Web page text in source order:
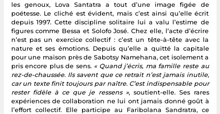
les genoux, Lova Santatra a tout d’une image figée de
poétesse. Le cliché est évident, mais c’est ainsi qu’elle écrit
depuis 1997. Cette discipline solitaire lui a valu l’estime de
figures comme Bessa et Solofo José. Chez elle, l’acte d’écrire
n’est pas un exercice collectif : c’est un tête-à-tête avec la
nature et ses émotions. Depuis qu’elle a quitté la capitale
pour une maison près de Sabotsy Namehana, cet isolement a
pris encore plus de sens. « Quand j’écris, ma famille reste au
rez-de-chaussée. Ils savent que ce retrait n’est jamais inutile,
car un texte finit toujours par naître. C’est indispensable pour
rester fidèle à ce que je ressens », soutient-elle. Ses rares
expériences de collaboration ne lui ont jamais donné goût à
l’effort collectif. Elle participe au Faribolana Sandratra, ce